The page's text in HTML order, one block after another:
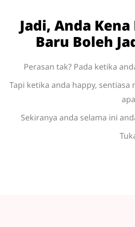
Jadi, Anda
Baru Boleh
Perasan tak? Pada ketika
Tapi ketika anda happy,
Sekiranya anda selama ini